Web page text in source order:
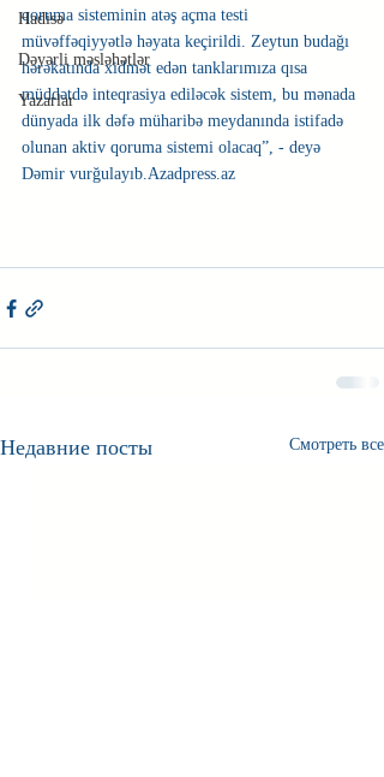
Hadisə
Dəyərli məsləhətlər
Yazarlar
qoruma sisteminin atəş açma testi
müvəffəqiyyətlə həyata keçirildi. Zeytun budağı
hərəkatında xidmət edən tanklarımıza qısa
müddətdə inteqrasiya ediləcək sistem, bu mənada
dünyada ilk dəfə müharibə meydanında istifadə
olunan aktiv qoruma sistemi olacaq”, - deyə
Dəmir vurğulayıb.Azadpress.az
Недавние посты Смотреть все